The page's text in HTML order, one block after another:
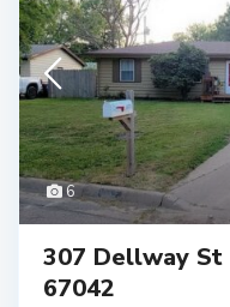
6
307 Dellway St
67042